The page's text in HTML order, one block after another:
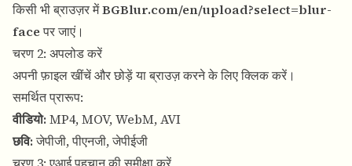
किसी भी ब्राउज़र मेंBGBlur.com/en/upload?select=blur-
faceपर जाएं।
चरण 2: अपलोड करें
अपनी फ़ाइल खींचें और छोड़ें या ब्राउज़ करने के लिए क्लिक करें।
समर्थित प्रारूप:
वीडियो: MP4, MOV, WebM, AVI
छवि:जेपीजी, पीएनजी, जेपीईजी